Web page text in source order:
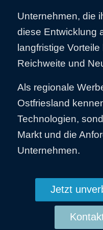
Unternehmen, die
diese Entwicklung
langfristige
Reichweite und
Als regionale
Ostfriesland
Technologien,
Markt und die
Unternehmen.
Jetzt